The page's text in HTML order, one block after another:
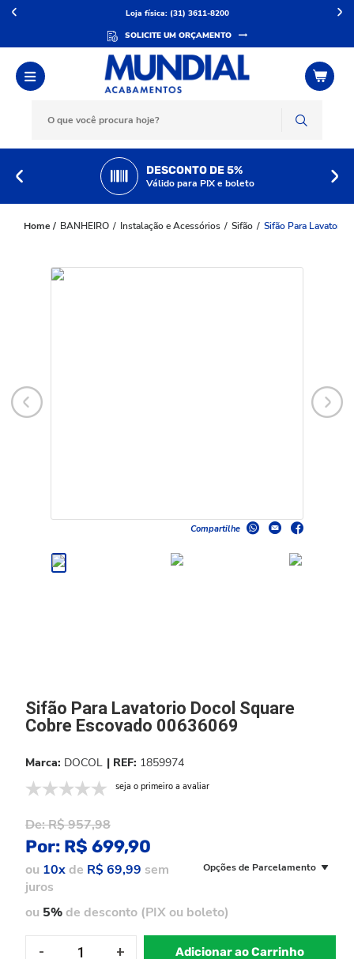
Loja física: (31) 3611-8200
SOLICITE UM ORÇAMENTO
DESCONTO DE 5%
Válido para PIX e boleto
BANHEIRO Instalação e Acessórios Sifão Sifão Para Lavatorio
Compartilhe
Sifão Para Lavatorio Docol Square
Cobre Escovado 00636069
DOCOL 1859974
seja o primeiro a avaliar
De:R$ 957,98
Por: R$ 699,90
ou 10xde R$ 69,99 sem
juros
Opções de Parcelamento
ou 5%de desconto (PIX ou boleto)
Adicionar ao Carrinho